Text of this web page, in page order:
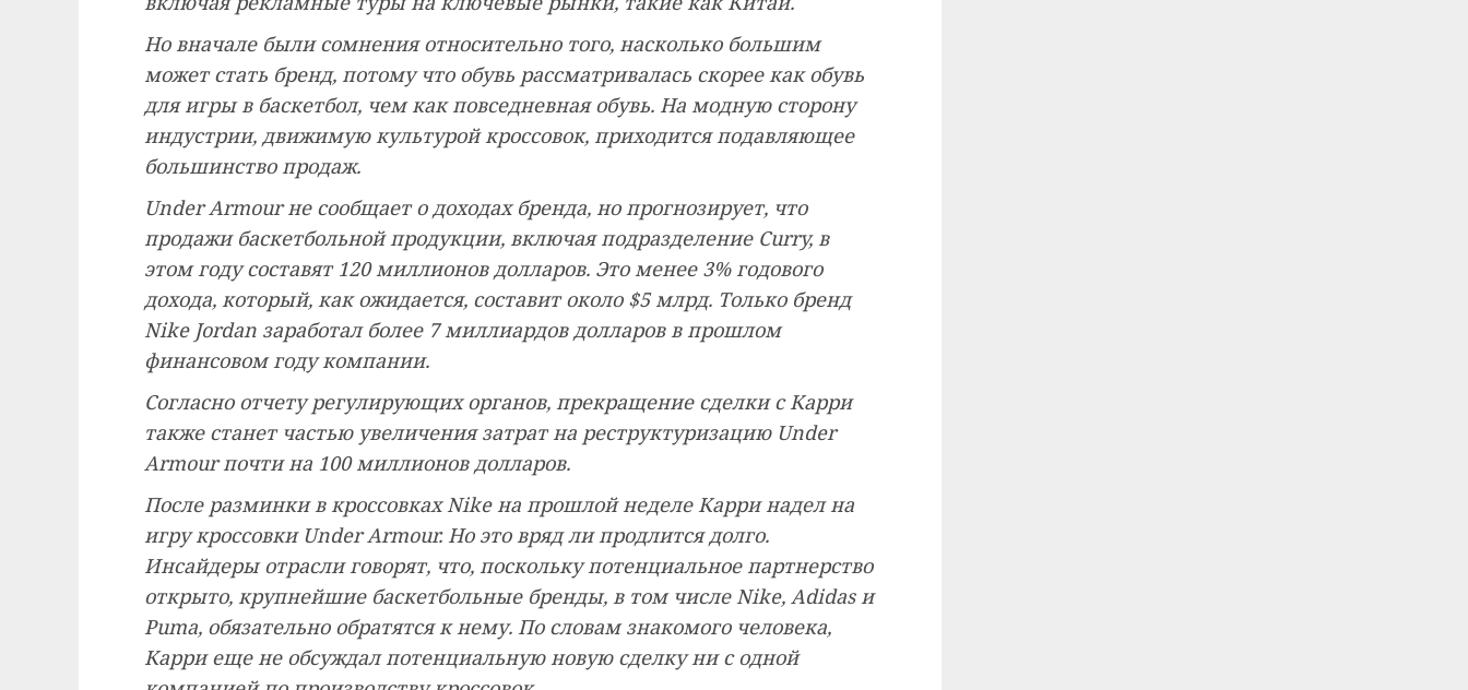
Но вначале были сомнения относительно того, насколько большим
может стать бренд, потому что обувь рассматривалась скорее как обувь
для игры в баскетбол, чем как повседневная обувь. На модную сторону
индустрии, движимую культурой кроссовок, приходится подавляющее
большинство продаж.
Under Armour не сообщает о доходах бренда, но прогнозирует, что
продажи баскетбольной продукции, включая подразделение Curry, в
этом году составят 120 миллионов долларов. Это менее 3% годового
дохода, который, как ожидается, составит около $5 млрд. Только бренд
Nike Jordan заработал более 7 миллиардов долларов в прошлом
финансовом году компании.
Согласно отчету регулирующих органов, прекращение сделки с Карри
также станет частью увеличения затрат на реструктуризацию Under
Armour почти на 100 миллионов долларов.
После разминки в кроссовках Nike на прошлой неделе Карри надел на
игру кроссовки Under Armour. Но это вряд ли продлится долго.
Инсайдеры отрасли говорят, что, поскольку потенциальное партнерство
открыто, крупнейшие баскетбольные бренды, в том числе Nike, Adidas и
Puma, обязательно обратятся к нему. По словам знакомого человека,
Карри еще не обсуждал потенциальную новую сделку ни с одной